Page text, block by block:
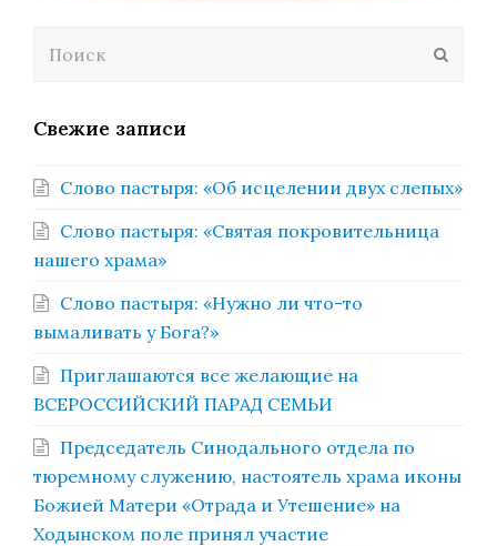
Свежие записи
Слово пастыря: «Об исцелении двух слепых»
Слово пастыря: «Святая покровительница
нашего храма»
Слово пастыря: «Нужно ли что-то
вымаливать у Бога?»
Приглашаются все желающие на
ВСЕРОССИЙСКИЙ ПАРАД СЕМЬИ
Председатель Синодального отдела по
тюремному служению, настоятель храма иконы
Божией Матери «Отрада и Утешение» на
Ходынском поле принял участие